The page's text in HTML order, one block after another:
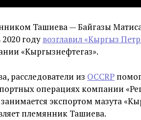
Ташиева — Байгазы
году возглавил «Кыргыз
«Кыргызнефтегаз».
расследователи из OCCRP
операциях компании
экспортом мазута
племянник Ташиева.